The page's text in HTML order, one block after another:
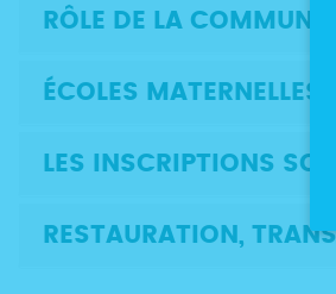
RÔLE DE LA COMMUNE
ÉCOLES
LES INSCRIPTIONS
RESTAURATION,